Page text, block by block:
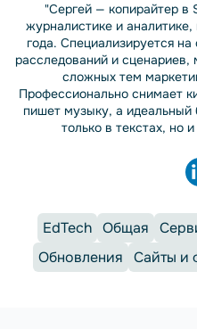
"Сергей — копирайтер в
журналистике и
года. Специализируется
расследований и сценариев,
сложных тем
Профессионально снимает
пишет музыку, а идеальный
только в текстах, но
EdTech Общая
Обновления
Сайты и